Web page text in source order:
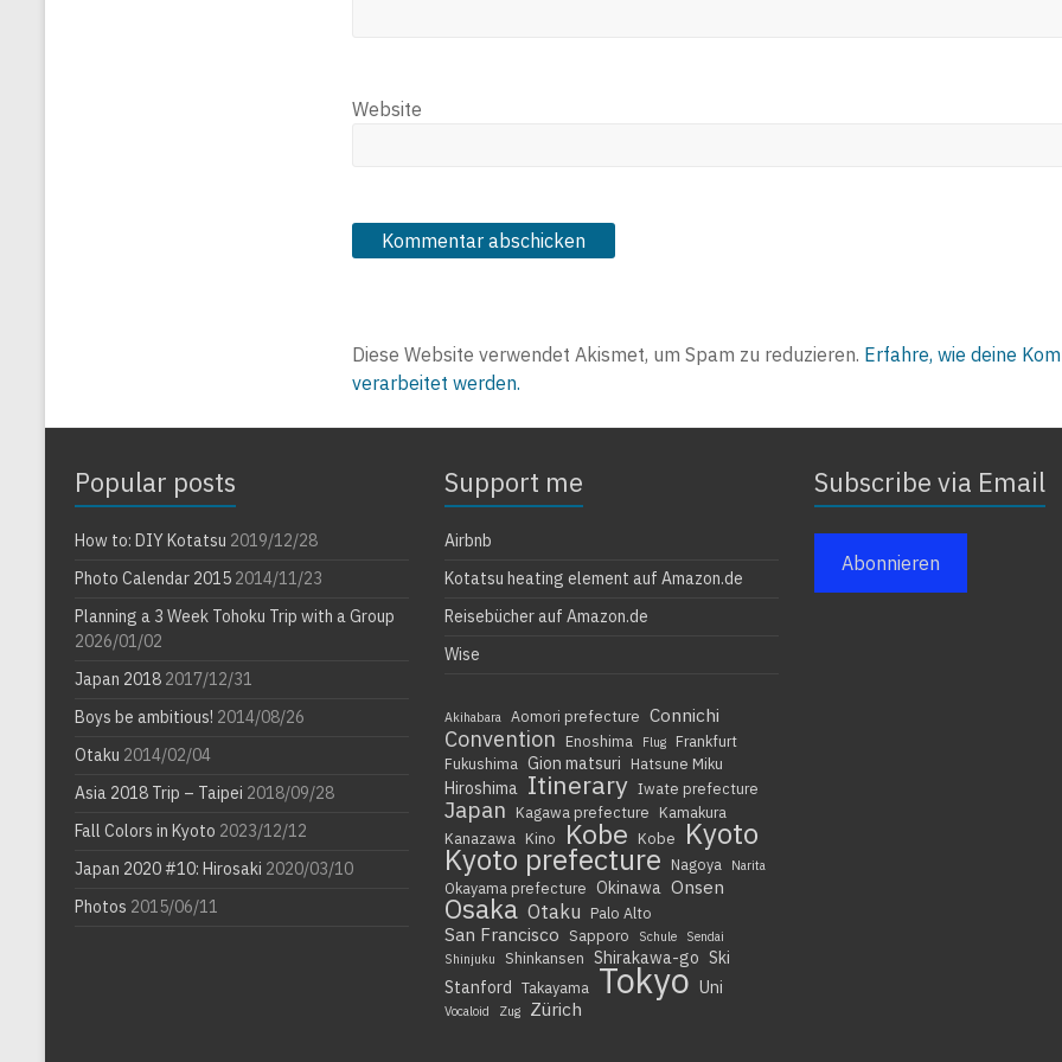
Website
Diese Website verwendet Akismet, um Spam zu reduzieren. Erfahre, wie deine
verarbeitet werden.
Popular posts
How to: DIY Kotatsu 2019/12/28
Photo Calendar 2015 2014/11/23
Planning a 3 Week Tohoku Trip with a Group
2026/01/02
Japan 2018 2017/12/31
Boys be ambitious! 2014/08/26
Otaku 2014/02/04
Asia 2018 Trip – Taipei 2018/09/28
Fall Colors in Kyoto 2023/12/12
Japan 2020 #10: Hirosaki 2020/03/10
Photos 2015/06/11
Support me
Airbnb
Kotatsu heating element auf Amazon.de
Reisebücher auf Amazon.de
Wise
Akihabara Aomori prefecture Connichi
Convention Enoshima Flug
Frankfurt
Fukushima Gion matsuri Hatsune Miku
Hiroshima Itinerary Iwate prefecture
Japan Kagawa prefecture
Kamakura
Kanazawa
Kino Kobe Kobe Kyoto
Kyoto prefecture Nagoya Narita
Okayama prefecture Okinawa Onsen
Osaka Otaku Palo Alto
San Francisco Sapporo Schule
Sendai
Shinjuku
Shinkansen Shirakawa-go Ski
Stanford Takayama Tokyo Uni
Vocaloid Zug Zürich
Subscribe via Email
Abonnieren